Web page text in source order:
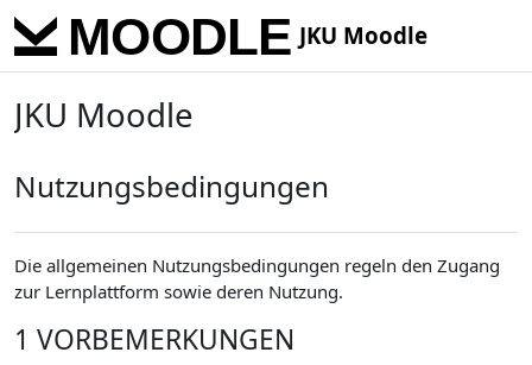
Skip to main content
JKU Moodle
JKU Moodle
Nutzungsbedingungen
Die allgemeinen Nutzungsbedingungen regeln den Zugang
zur Lernplattform sowie deren Nutzung.
1 VORBEMERKUNGEN